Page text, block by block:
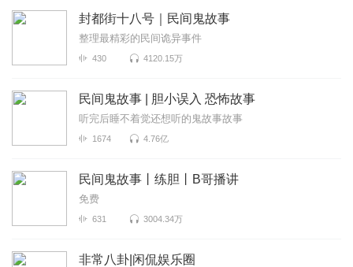
封都街十八号｜民间鬼故事
整理最精彩的民间诡异事件
430 4120.15万
民间鬼故事 | 胆小误入 恐怖故事
听完后睡不着觉还想听的鬼故事故事
1674 4.76亿
民间鬼故事丨练胆丨B哥播讲
免费
631 3004.34万
非常八卦|闲侃娱乐圈